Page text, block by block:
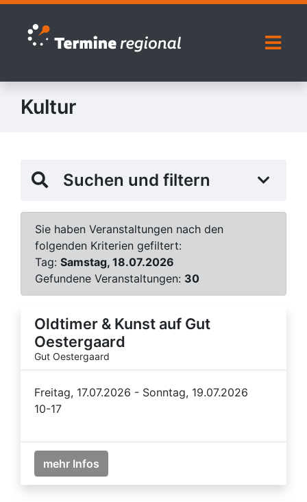
Zur Navigation springen
Zum Inhalt springen
Kultur
Suchen und filtern
Sie haben Veranstaltungen nach den
folgenden Kriterien gefiltert:
Tag: Samstag, 18.07.2026
Gefundene Veranstaltungen: 30
Oldtimer & Kunst auf Gut
Oestergaard
Gut Oestergaard
Freitag, 17.07.2026 - Sonntag, 19.07.2026
10-17
mehr Infos